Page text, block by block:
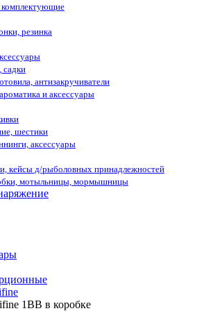
резинка
садки
антизакручиватели
и аксессуары
шестики
аксессуары
кейсы д/рыболовных принадлежностей
мотыльницы, мормышницы
1ВВ в коробке